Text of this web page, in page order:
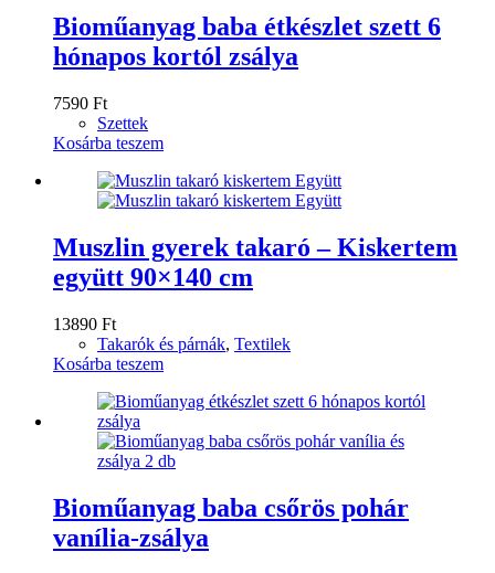
Bioműanyag baba étkészlet szett 6
hónapos kortól zsálya
7590 Ft
Szettek
Kosárba teszem
Muszlin gyerek takaró – Kiskertem
együtt 90×140 cm
13890 Ft
Takarók és párnák, Textilek
Kosárba teszem
Bioműanyag baba csőrös pohár
vanília-zsálya